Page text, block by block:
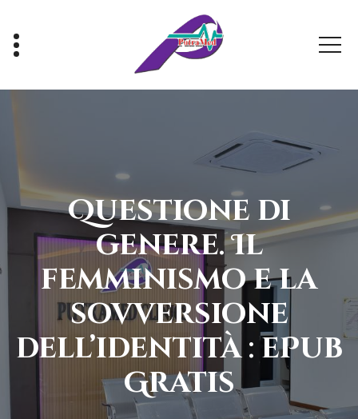
content
Questione di
genere. Il
femminismo e la
sovversione
dell’identità : ePub
Gratis